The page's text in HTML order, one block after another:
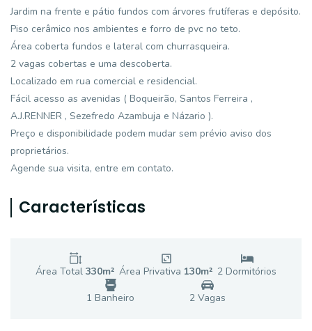
Jardim na frente e pátio fundos com árvores frutíferas e depósito.
Piso cerâmico nos ambientes e forro de pvc no teto.
Área coberta fundos e lateral com churrasqueira.
2 vagas cobertas e uma descoberta.
Localizado em rua comercial e residencial.
Fácil acesso as avenidas ( Boqueirão, Santos Ferreira ,
A.J.RENNER , Sezefredo Azambuja e Názario ).
Preço e disponibilidade podem mudar sem prévio aviso dos
proprietários.
Agende sua visita, entre em contato.
Características
Área Total 330m² Área Privativa 130m² 2 Dormitórios
1 Banheiro 2 Vagas